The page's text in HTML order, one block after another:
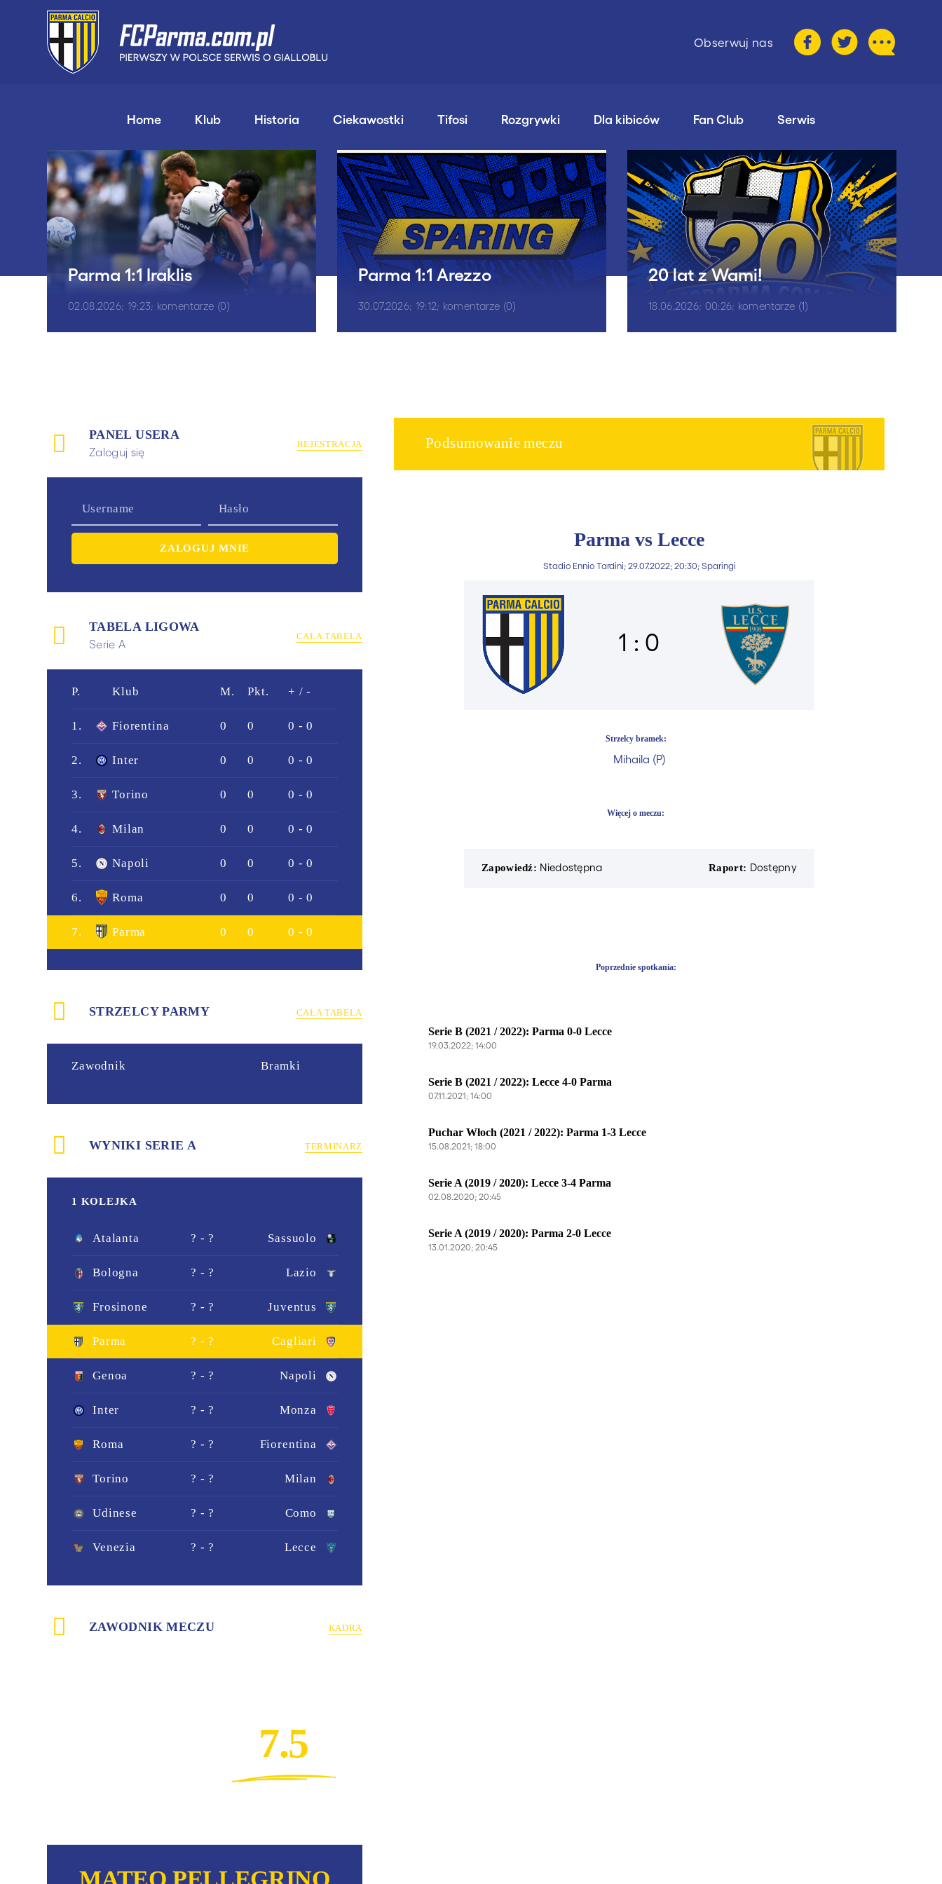
Obserwuj nas
Home Klub Historia Ciekawostki Tifosi Rozgrywki Dla kibiców Fan Club Serwis
Parma 1:1 Iraklis
02.08.2026; 19:23; komentarze (0)
Parma 1:1 Arezzo
30.07.2026; 19:12; komentarze (0)
20 lat z Wami!
18.06.2026; 00:26; komentarze (1)
PANEL USERA
Zaloguj się
REJESTRACJA
TABELA LIGOWA
Serie A
CAŁA TABELA
P. Klub M. Pkt. + / -
1. Fiorentina 0 0 0 - 0
2. Inter 0 0 0 - 0
3. Torino 0 0 0 - 0
4. Milan 0 0 0 - 0
5. Napoli 0 0 0 - 0
6. Roma 0 0 0 - 0
7. Parma 0 0 0 - 0
STRZELCY PARMY CAŁA TABELA
Zawodnik Bramki
WYNIKI SERIE A TERMINARZ
1 KOLEJKA
Atalanta ? - ? Sassuolo
Bologna ? - ? Lazio
Frosinone ? - ? Juventus
Parma ? - ? Cagliari
Genoa ? - ? Napoli
Inter ? - ? Monza
Roma ? - ? Fiorentina
Torino ? - ? Milan
Udinese ? - ? Como
Venezia ? - ? Lecce
ZAWODNIK MECZU KADRA
7.5
MATEO PELLEGRINO
Podsumowanie meczu
Parma vs Lecce
Stadio Ennio Tardini; 29.07.2022; 20:30; Sparingi
1 : 0
Strzelcy bramek:
Mihaila (P)
Więcej o meczu:
Zapowiedź: Niedostępna Raport: Dostępny
Poprzednie spotkania:
Serie B (2021 / 2022): Parma 0-0 Lecce
19.03.2022; 14:00
Serie B (2021 / 2022): Lecce 4-0 Parma
07.11.2021; 14:00
Puchar Włoch (2021 / 2022): Parma 1-3 Lecce
15.08.2021; 18:00
Serie A (2019 / 2020): Lecce 3-4 Parma
02.08.2020; 20:45
Serie A (2019 / 2020): Parma 2-0 Lecce
13.01.2020; 20:45